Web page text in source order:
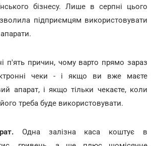
бізнесу. Лише в серпні цього
підприємцям використовувати
п'ять причин, чому варто прямо зараз
чеки - і якщо ви вже маєте
апарат, і якщо тільки чекаєте, коли
треба буде використовувати.
Одна залізна каса коштує в